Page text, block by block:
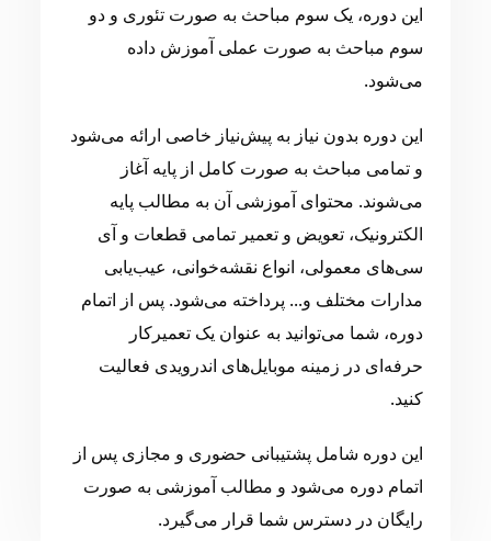
این دوره، یک سوم مباحث به صورت تئوری و دو
سوم مباحث به صورت عملی آموزش داده
می‌شود.
این دوره بدون نیاز به پیش‌نیاز خاصی ارائه می‌شود
و تمامی مباحث به صورت کامل از پایه آغاز
می‌شوند. محتوای آموزشی آن به مطالب پایه
الکترونیک، تعویض و تعمیر تمامی قطعات و آی
سی‌های معمولی، انواع نقشه‌خوانی، عیب‌یابی
مدارات مختلف و... پرداخته می‌شود. پس از اتمام
دوره، شما می‌توانید به عنوان یک تعمیرکار
حرفه‌ای در زمینه موبایل‌های اندرویدی فعالیت
کنید.
این دوره شامل پشتیبانی حضوری و مجازی پس از
اتمام دوره می‌شود و مطالب آموزشی به صورت
رایگان در دسترس شما قرار می‌گیرد.